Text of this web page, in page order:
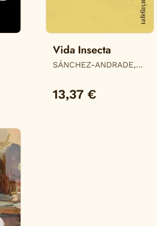
Vida Insecta
SÁNCHEZ-ANDRADE,
13,37 €